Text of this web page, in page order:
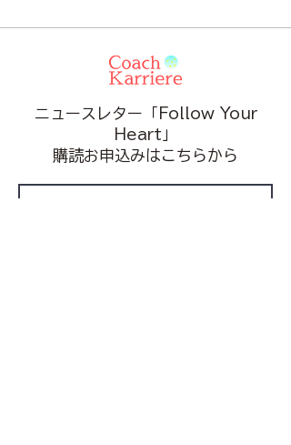
ニュースレター「Follow Your
Heart」
​購読お申込みはこちらから